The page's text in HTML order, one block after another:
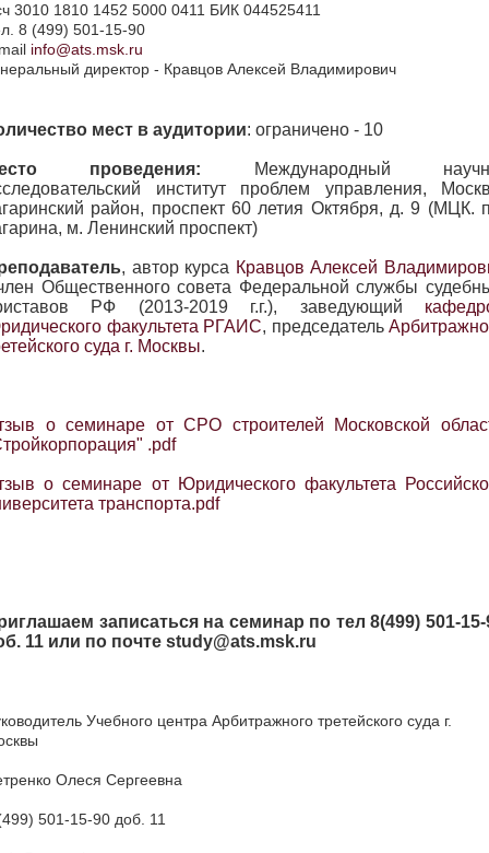
3010 1810 1452 5000 0411 БИК 044525411
8 (499) 501-15-90
info@ats.msk.ru
директор - Кравцов Алексей Владимирович
мест в аудитории: ограничено - 10
проведения: Международный
институт проблем управления,
район, проспект 60 летия Октября, д. 9 (МЦК.
м. Ленинский проспект)
, автор курса Кравцов Алексей
Общественного совета Федеральной службы
РФ (2013-2019 г.г.), заведующий
факультета РГАИС, председатель
суда г. Москвы.
о семинаре от СРО строителей Московской
.pdf
о семинаре от Юридического факультета
транспорта.pdf
записаться на семинар по тел 8(499) 501-15-
11 или по почте study@ats.msk.ru
Учебного центра Арбитражного третейского суда г.
Олеся Сергеевна
501-15-90 доб. 11